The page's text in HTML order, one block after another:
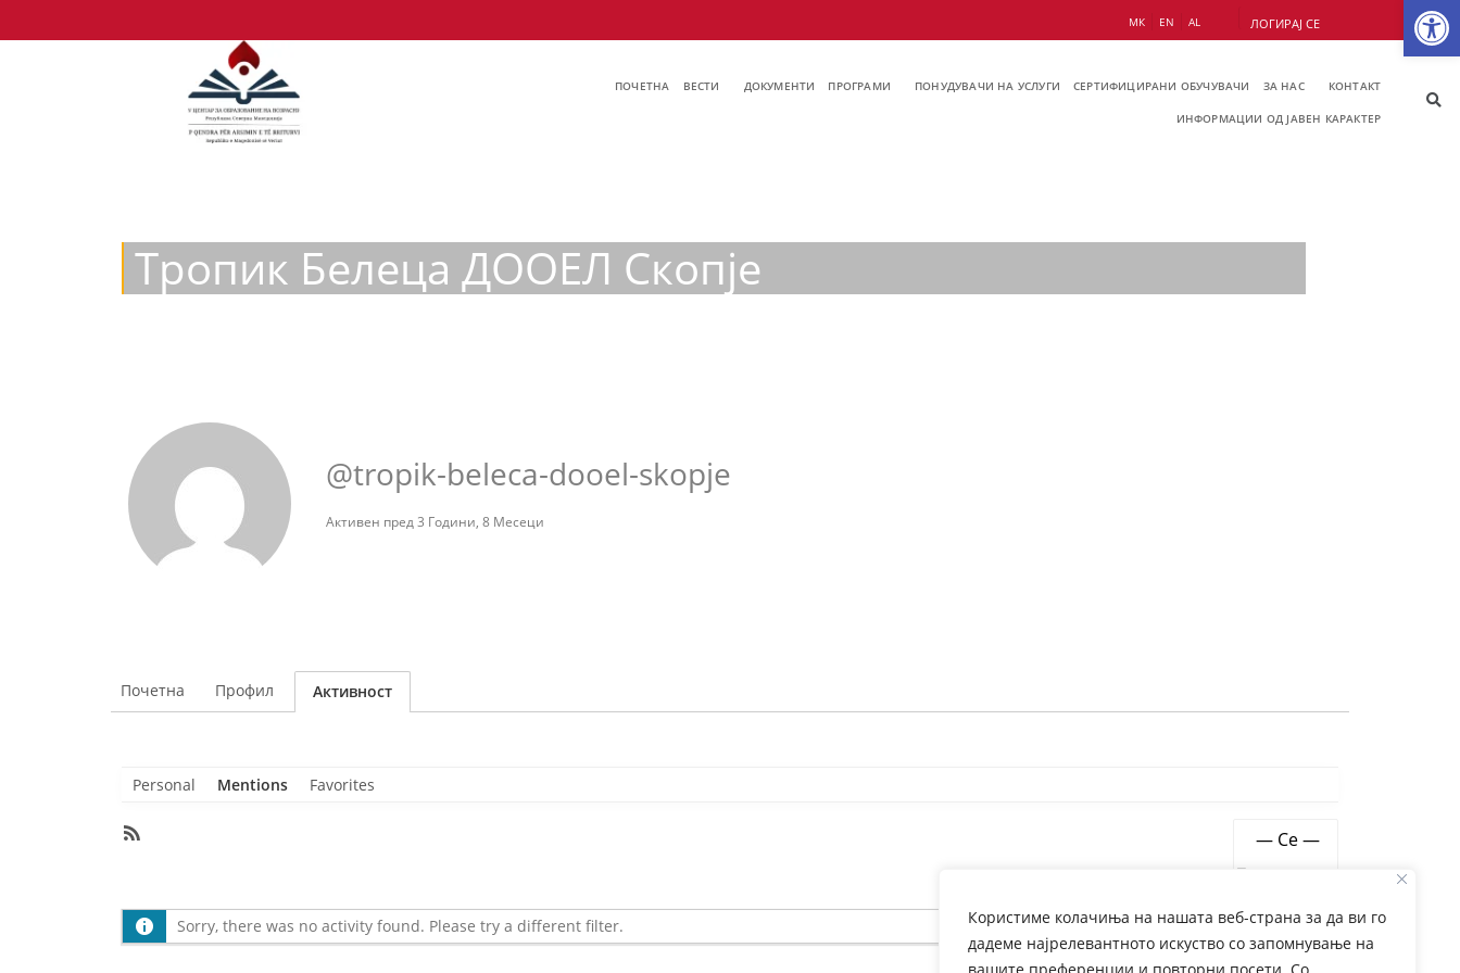
Користиме колачиња на нашата веб-страна за да ви го
дадеме најрелевантното искуство со запомнување на
МК EN AL ЛОГИРАЈ СЕ
ПОЧЕТНА ВЕСТИ ДОКУМЕНТИ ПРОГРАМИ ПОНУДУВАЧИ НА УСЛУГИ СЕРТИФИЦИРАНИ ОБУЧУВАЧИ ЗА НАС КОНТАКТ
ИНФОРМАЦИИ ОД ЈАВЕН КАРАКТЕР
Тропик Белеца ДООЕЛ Скопје
@tropik-beleca-dooel-skopje
Активен пред 3 Години, 8 Месеци
Почетна Профил Активност
Personal Mentions Favorites
Activities
Show:
Sorry, there was no activity found. Please try a different filter.